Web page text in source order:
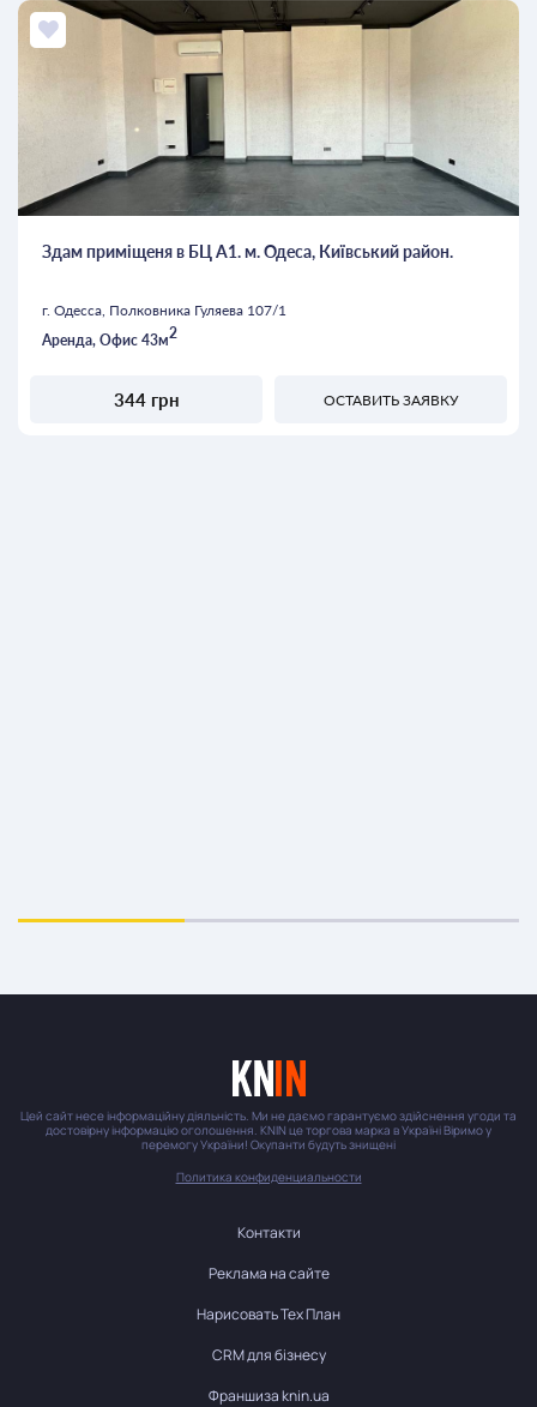
Здам приміщеня в БЦ А1. м. Одеса, Київський район.
г. Одесса, Полковника Гуляева 107/1
Аренда, Офис 43м2
344 грн ОСТАВИТЬ ЗАЯВКУ
Цей сайт несе інформаційну діяльність. Ми не даємо гарантуємо здійснення угоди та
достовірну інформацію оголошення. KNIN це торгова марка в Україні Віримо у
перемогу України! Окупанти будуть знищені
Политика конфиденциальности
Контакти
Реклама на сайте
Нарисовать Тех План
CRM для бізнесу
Франшиза knin.ua